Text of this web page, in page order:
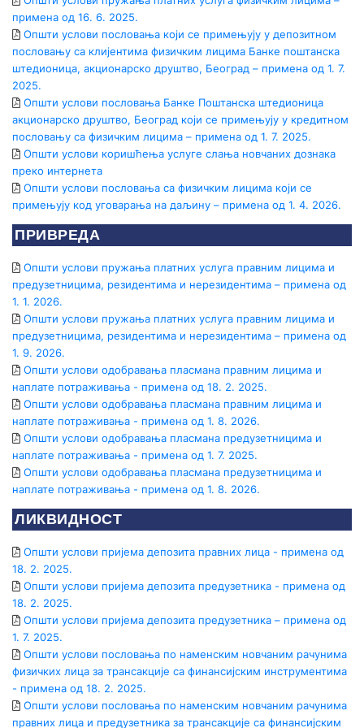
Пензија/Инвалиднина унапред
Исплата пензије на кућну адресу
КРЕДИТИ
Готовински кредити
Кредити за рефинансирање
Потрошачки кредити
Ауто кредити
Стамбени кредит
Кредит за енергетску ефикасност
ПЛАТНЕ КАРТИЦЕ
Дебитне картице
Кредитне картице
Поклон картица
е-Захтеви за картице
ШТЕДЊА
Динарска штедња
Девизна штедња
Дечја штедња
Е-СЕРВИСИ
Електронско банкарство
Мобилно банкарство
Google Pay
Apple Pay
ПЛАТНИ ПРОМЕТ
Платни промет у земљи
Платни промет у иностранству
ПЛАТНЕ КАРТИЦЕ
DinaCard дебитна
Visa дебитна
Mastercard дебитна
Visa кредитна
КРЕДИТИ
Субвенционисани кредити
Кредити за обртна средства и ликвидност
Инвестициони кредити
Девизни кредити
Револвинг линије
Кредит за стамбене заједнице
Е-СЕРВИСИ
Halcom E-Bank
OfficeBanking
E-commerce
ОСТАЛО
Документарно пословање
е-Фискализација
Visa дебитна
Е-СЕРВИСИ
Интернет банкарство
Мобилно банкарство
КРЕДИТИ
Пољопривредни кредити
ТАРИФА НАКНАДА
Бесплатне акције
Штедне обвезнице
ДЕВИЗНО-НОВЧАНО ТРЖИШТЕ
Купопродаја девиза
Депозити
Овлашћени мењачи
Мењачки послови
Инструменти заштите од промене девизног курса/
ФИНАНСИЈСКЕ ИНСТИТУЦИЈЕ
ПОСЛОВИ ДЕПОЗИТАРА
Послови депозитара
ТАРИФА НАКНАДА
ОПШТИ УСЛОВИ ПОСЛОВАЊА
примена од 16. 6. 2025.
Општи услови пословања који се примењују у депозитном
пословању са клијентима физичким лицима Банке поштанска
штедионица, акционарско друштво, Београд – примена од 1. 7.
2025.
Општи услови пословања Банке Поштанска штедионица
акционарско друштво, Београд који се примењују у кредитном
пословању са физичким лицима – примена од 1. 7. 2025.
Општи услови коришћења услуге слања новчаних дознака
преко интернета
Oпшти услови пословања са физичким лицима који се
примењују код уговарања на даљину – примена од 1. 4. 2026.
ПРИВРЕДА
Општи услови пружања платних услуга правним лицима и
предузетницима, резидентима и нерезидентима – примена од
1. 1. 2026.
Општи услови пружања платних услуга правним лицима и
предузетницима, резидентима и нерезидентима – примена од
1. 9. 2026.
Општи услови одобравања пласмана правним лицима и
наплате потраживања - примена од 18. 2. 2025.
Општи услови одобравања пласмана правним лицима и
наплате потраживања - примена од 1. 8. 2026.
Општи услови одобравања пласмана предузетницима и
наплате потраживања - примена од 1. 7. 2025.
Општи услови одобравања пласмана предузетницима и
наплате потраживања - примена од 1. 8. 2026.
ЛИКВИДНОСТ
Општи услови пријема депозита правних лица - примена од
18. 2. 2025.
Општи услови пријема депозита предузетника - примена од
18. 2. 2025.
Општи услови пријема депозита предузетника – примена од
1. 7. 2025.
Општи услови пословања по наменским новчаним рачунима
физичких лица за трансакције са финансијским инструментима
- примена од 18. 2. 2025.
Општи услови пословања по наменским новчаним рачунима
правних лица и предузетника за трансакције са финансијским